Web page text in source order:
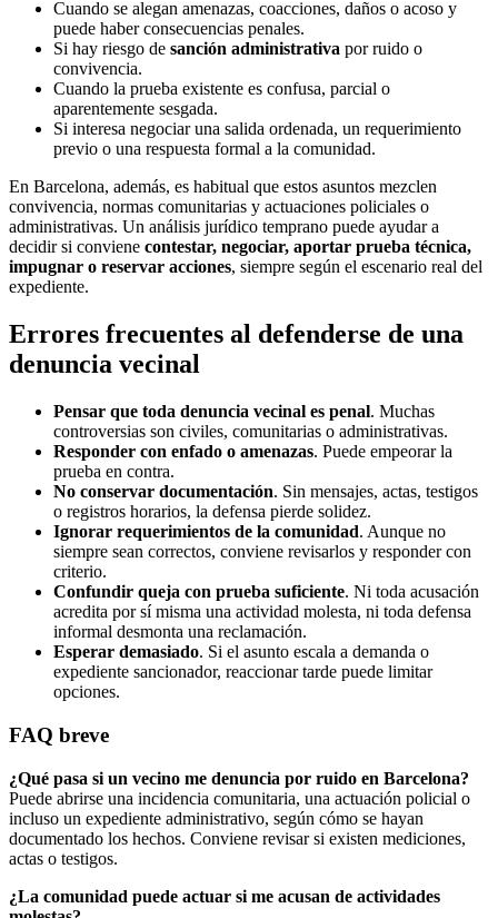
Cuando se alegan amenazas, coacciones, daños o acoso y
puede haber consecuencias penales.
Si hay riesgo de sanción administrativa por ruido o
convivencia.
Cuando la prueba existente es confusa, parcial o
aparentemente sesgada.
Si interesa negociar una salida ordenada, un requerimiento
previo o una respuesta formal a la comunidad.
En Barcelona, además, es habitual que estos asuntos mezclen
convivencia, normas comunitarias y actuaciones policiales o
administrativas. Un análisis jurídico temprano puede ayudar a
decidir si conviene contestar, negociar, aportar prueba técnica,
impugnar o reservar acciones, siempre según el escenario real del
expediente.
Errores frecuentes al defenderse de una
denuncia vecinal
Pensar que toda denuncia vecinal es penal. Muchas
controversias son civiles, comunitarias o administrativas.
Responder con enfado o amenazas. Puede empeorar la
prueba en contra.
No conservar documentación. Sin mensajes, actas, testigos
o registros horarios, la defensa pierde solidez.
Ignorar requerimientos de la comunidad. Aunque no
siempre sean correctos, conviene revisarlos y responder con
criterio.
Confundir queja con prueba suficiente. Ni toda acusación
acredita por sí misma una actividad molesta, ni toda defensa
informal desmonta una reclamación.
Esperar demasiado. Si el asunto escala a demanda o
expediente sancionador, reaccionar tarde puede limitar
opciones.
FAQ breve
¿Qué pasa si un vecino me denuncia por ruido en Barcelona?
Puede abrirse una incidencia comunitaria, una actuación policial o
incluso un expediente administrativo, según cómo se hayan
documentado los hechos. Conviene revisar si existen mediciones,
actas o testigos.
¿La comunidad puede actuar si me acusan de actividades